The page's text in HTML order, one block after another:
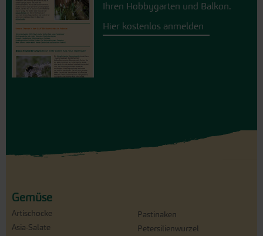
Ihren Hobbygarten und Balkon.
Hier kostenlos anmelden
Gemüse
Artischocke
Asia-Salate
Pastinaken
Petersilienwurzel